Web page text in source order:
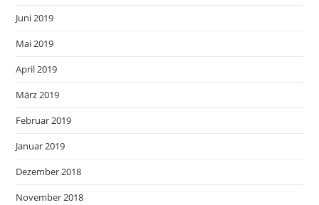
Juni 2019
Mai 2019
April 2019
März 2019
Februar 2019
Januar 2019
Dezember 2018
November 2018